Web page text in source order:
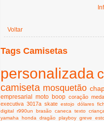
Voltar
Tags Camisetas
personalizada
camiseta mosquetão
empresarial moto boop coração
executiva 3017a skate estojo dólares
digital r990un brasão caneca texto
yamaha
honda dragão playboy greve